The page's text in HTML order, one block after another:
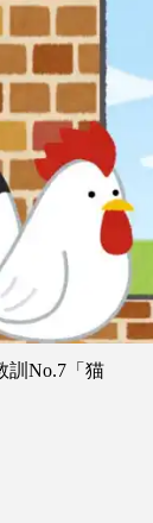
訓No.7「猫